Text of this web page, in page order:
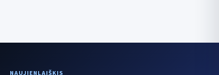
NAUJIENLAIŠKIS